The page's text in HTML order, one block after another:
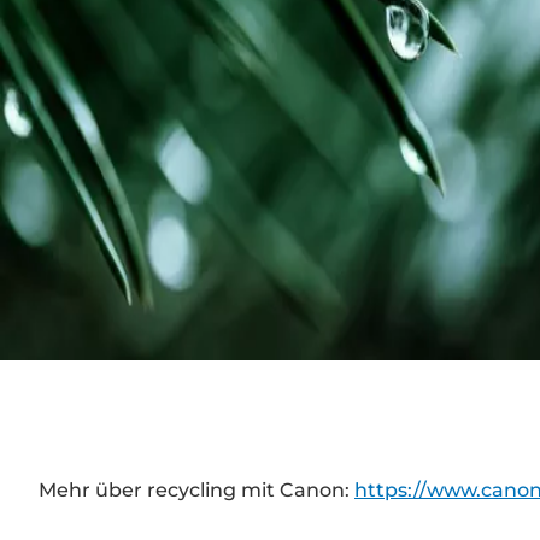
Mehr über recycling mit Canon: https://